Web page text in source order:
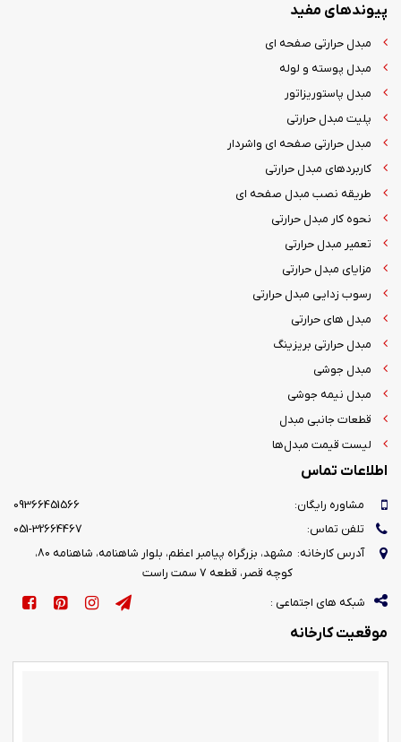
پیوندهای مفید
مبدل حرارتی صفحه ای
مبدل پوسته و لوله
مبدل پاستوریزاتور
پلیت مبدل حرارتی
مبدل حرارتی صفحه ای واشردار
کاربردهای مبدل حرارتی
طریقه نصب مبدل صفحه ای
نحوه کار مبدل حرارتی
تعمیر مبدل حرارتی
مزایای مبدل حرارتی
رسوب زدایی مبدل حرارتی
مبدل های حرارتی
مبدل حرارتی بریزینگ
مبدل جوشی
مبدل نیمه جوشی
قطعات جانبی مبدل
لیست قیمت مبدل‌ها
اطلاعات تماس
مشاوره رایگان:
09366451566
تلفن تماس:
051-32664467
آدرس کارخانه:
مشهد، بزرگراه پیامبر اعظم، بلوار شاهنامه، شاهنامه 80،
کوچه قصر، قطعه 7 سمت راست
شبکه های اجتماعی :
موقعیت کارخانه